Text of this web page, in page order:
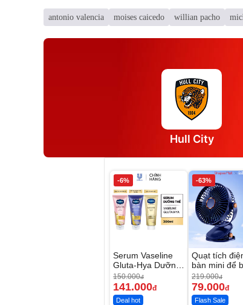
antonio valencia moises caicedo willian pacho
Hull City
-6%
Serum Vaseline
Gluta-Hya Dưỡng
Da Sáng Mịn Sau
7 Ngày
150.000đ
141.000đ
Deal hot
-63%
Quạt tích
bàn mini để
219.000đ
79.000đ
Flash Sale